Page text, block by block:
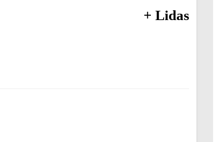
+ Lidas